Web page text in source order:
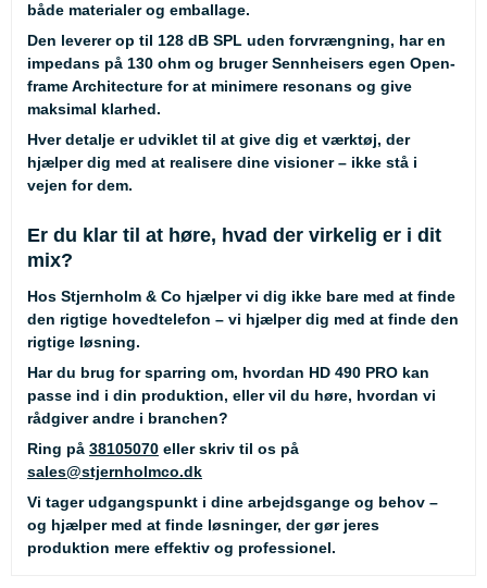
både materialer og emballage.
Den leverer op til 128 dB SPL uden forvrængning, har en
impedans på 130 ohm og bruger Sennheisers egen Open-
frame Architecture for at minimere resonans og give
maksimal klarhed.
Hver detalje er udviklet til at give dig et værktøj, der
hjælper dig med at realisere dine visioner – ikke stå i
vejen for dem.
Er du klar til at høre, hvad der virkelig er i dit
mix?
Hos Stjernholm & Co hjælper vi dig ikke bare med at finde
den rigtige hovedtelefon – vi hjælper dig med at finde den
rigtige løsning.
Har du brug for sparring om, hvordan HD 490 PRO kan
passe ind i din produktion, eller vil du høre, hvordan vi
rådgiver andre i branchen?
Ring på 38105070 eller skriv til os på
sales@stjernholmco.dk
Vi tager udgangspunkt i dine arbejdsgange og behov –
og hjælper med at finde løsninger, der gør jeres
produktion mere effektiv og professionel.